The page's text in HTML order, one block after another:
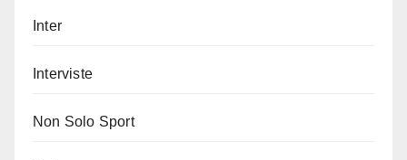
Inter
Interviste
Non Solo Sport